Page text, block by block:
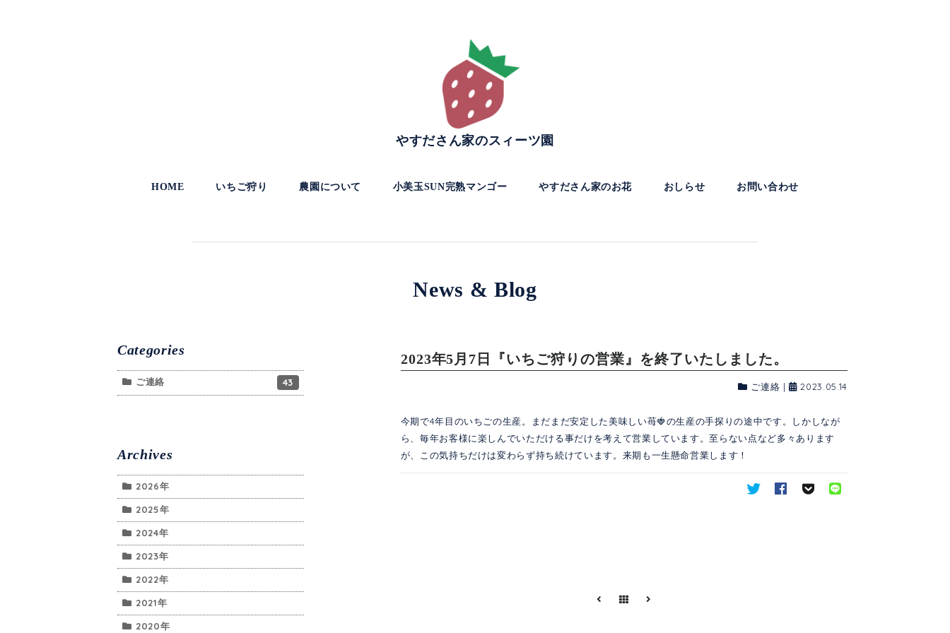
やすださん家のスィーツ園
HOME いちご狩り 農園について 小美玉SUN完熟マンゴー やすださん家のお花 おしらせ お問い合わせ
News & Blog
2023年5月7日『いちご狩りの営業』を終了いたしました。
ご連絡 | 2023.05.14
今期で4年目のいちごの生産。まだまだ安定した美味しい苺🍓の生産の手探りの途中です。しかしなが
ら、毎年お客様に楽しんでいただける事だけを考えて営業しています。至らない点など多々あります
が、この気持ちだけは変わらず持ち続けています。来期も一生懸命営業します！
Categories
ご連絡 43
Archives
2026年
2025年
2024年
2023年
2022年
2021年
2020年